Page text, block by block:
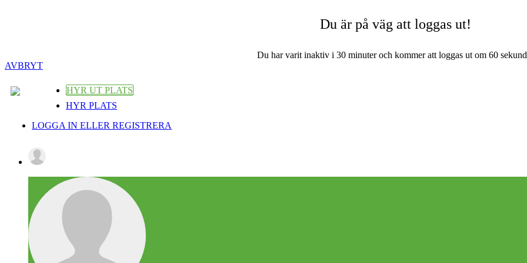
Du är på väg att loggas ut!
Du har varit inaktiv i 30 minuter och kommer att loggas ut om 60
AVBRYT
HYR UT PLATS
HYR PLATS
LOGGA IN ELLER REGISTRERA